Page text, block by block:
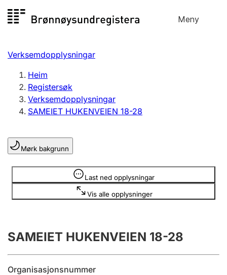
til
Meny
Registersøk
Aksjeselskap
Enkeltpersonføretak
Registrere, endre, slette
Lag og foreining
Registrere, endre, slette
Innsending og forseinkingsgebyr
Verksemdopplysningar
Heim
Registersøk
Verksemdopplysningar
SAMEIET HUKENVEIEN 18-28
Mørk bakgrunn
Last ned opplysningar
Vis alle opplysninger
Opplysninger er skjult
SAMEIET HUKENVEIEN 18-28
Organisasjonsnummer